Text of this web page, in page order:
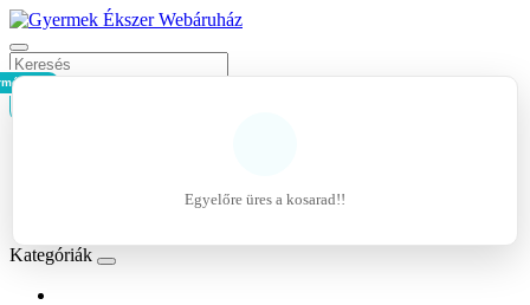
- 0Ft
Egyelőre üres a kosarad!!
Kategóriák